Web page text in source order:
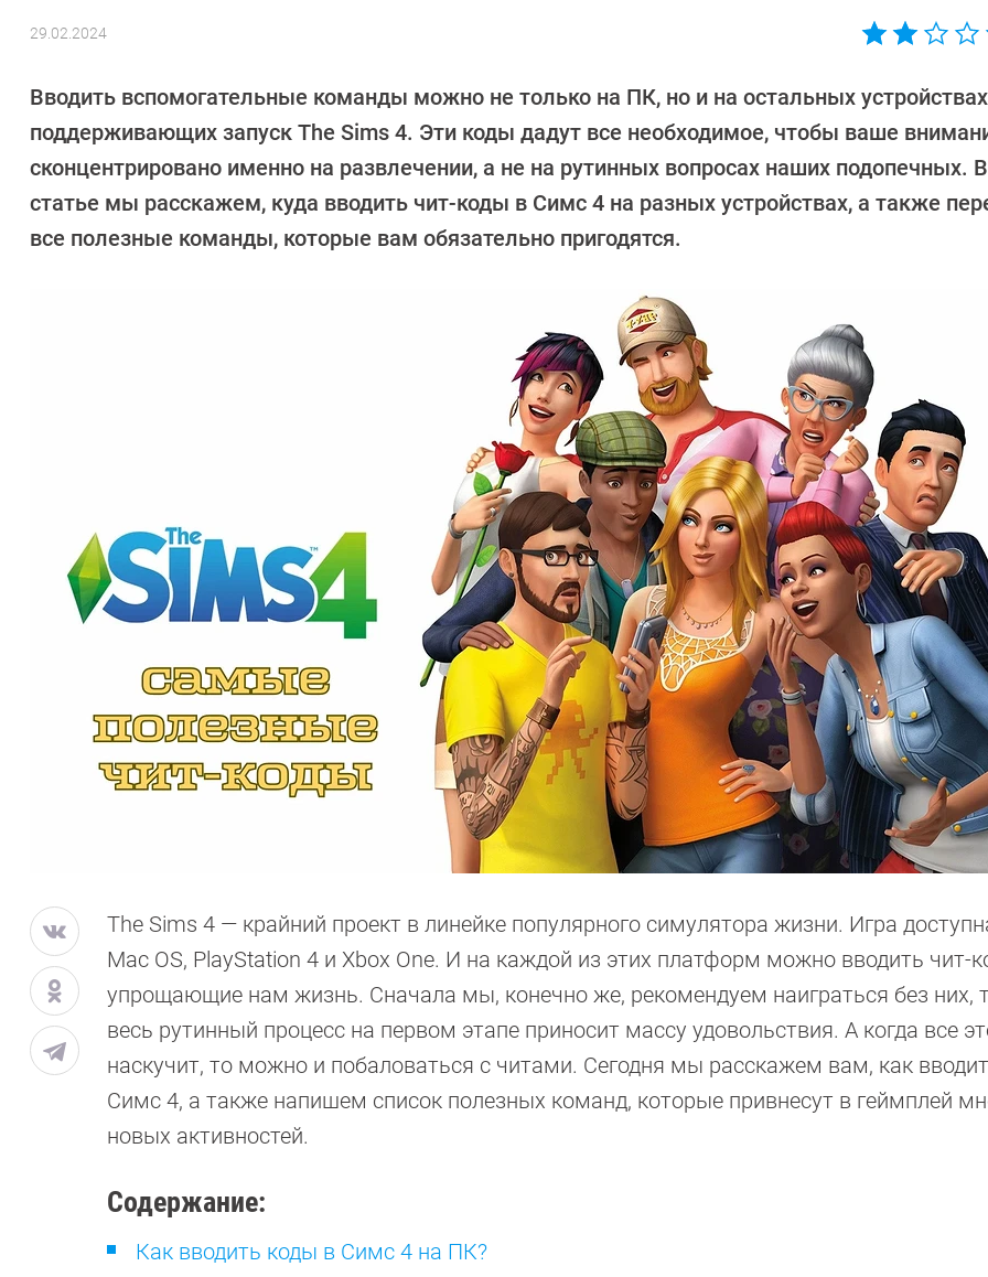
29.02.2024
Забубенин
Вводить вспомогательные команды можно не только на ПК, но и на остальных
поддерживающих запуск The Sims 4. Эти коды дадут все необходимое, чтобы ваше
сконцентрировано именно на развлечении, а не на рутинных вопросах наших подопечных.
статье мы расскажем, куда вводить чит-коды в Симс 4 на разных устройствах, а также
все полезные команды, которые вам обязательно пригодятся.
The Sims 4 — крайний проект в линейке популярного симулятора жизни. Игра
Mac OS, PlayStation 4 и Xbox One. И на каждой из этих платформ можно вводить чит-
упрощающие нам жизнь. Сначала мы, конечно же, рекомендуем наиграться без них,
весь рутинный процесс на первом этапе приносит массу удовольствия. А когда все
наскучит, то можно и побаловаться с читами. Сегодня мы расскажем вам, как
Симс 4, а также напишем список полезных команд, которые привнесут в геймплей
новых активностей.
Содержание:
Как вводить коды в Симс 4 на ПК?